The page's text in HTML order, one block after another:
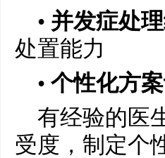
• 并发症处
处置能力
• 个性化方
有经验的医
受度，制定个